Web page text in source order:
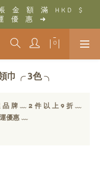
W D　$　3 0 0 0　即　享
　➜
　金　額　滿　H K D　$
　優　惠　➜
W D　$　3 0 0 0　即　享
　➜
巾╭ 3色 ╮
品 牌 ﹏ 2 件 以 上 9 折 ﹏
優惠 ﹏